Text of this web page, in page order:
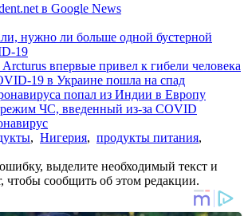
в Google News
нужно ли больше одной бустерной
19
впервые привел к гибели человека
19 в Украине пошла на спад
попал из Индии в Европу
ЧС, введенный из-за COVID
, Нигерия, продукты питания,
выделите необходимый текст и
чтобы сообщить об этом редакции.